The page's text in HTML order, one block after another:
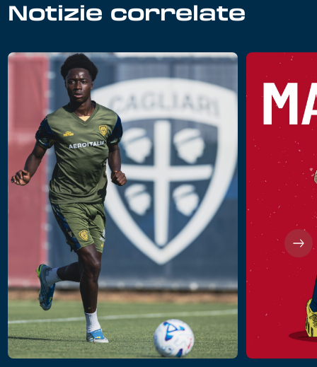
Notizie correlate